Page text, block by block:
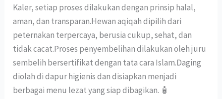
Kaler, setiap proses dilakukan dengan prinsip halal,
aman, dan transparan.Hewan aqiqah dipilih dari
peternakan terpercaya, berusia cukup, sehat, dan
tidak cacat.Proses penyembelihan dilakukan oleh juru
sembelih bersertifikat dengan tata cara Islam.Daging
diolah di dapur higienis dan disiapkan menjadi
berbagai menu lezat yang siap dibagikan. 🧴